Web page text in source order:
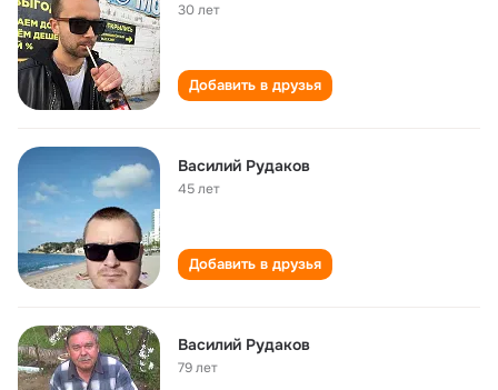
30 лет
Добавить в друзья
Василий Рудаков
45 лет
Добавить в друзья
Василий Рудаков
79 лет